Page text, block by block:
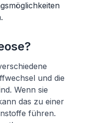
und die
Wenn sie
das zu einer
führen.